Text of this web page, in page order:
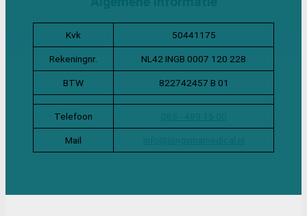
Kvk 50441175
Rekeningnr. NL42 INGB 0007 120 228
BTW 822742457 B 01
Telefoon
Mail